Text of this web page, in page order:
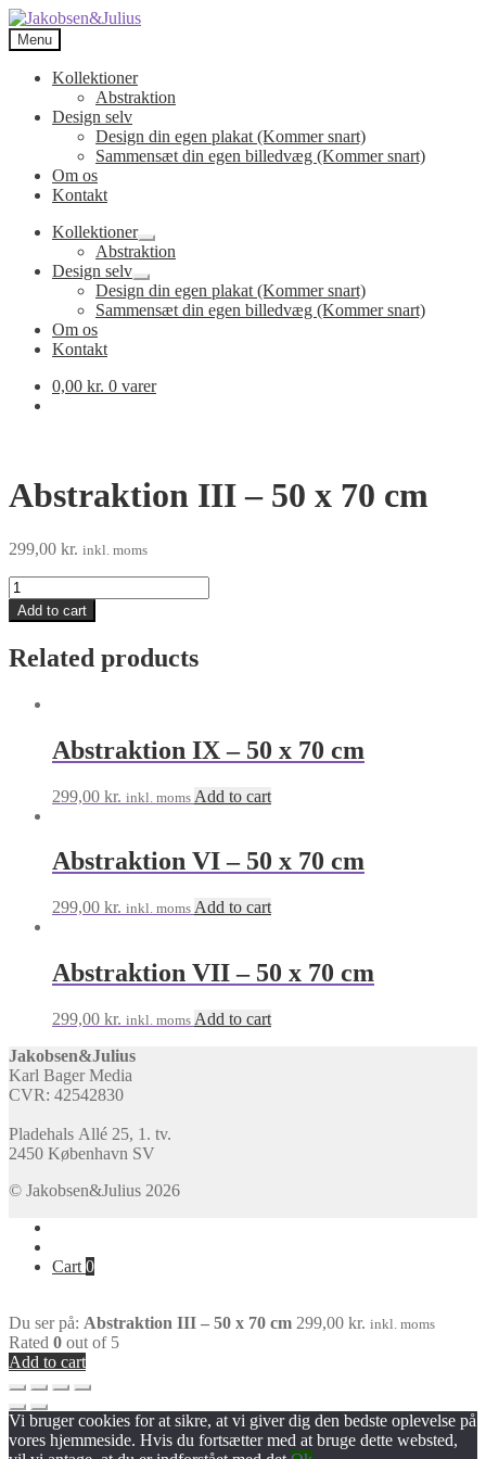
Spring
til
navigation
Spring
til
indhold
Menu
Kollektioner
Abstraktion
Design selv
Design din egen plakat (Kommer snart)
Sammensæt din egen billedvæg (Kommer snart)
Om os
Kontakt
Kollektioner
Udfold
undermenu
Abstraktion
Design selv
Udfold
undermenu
Design din egen plakat (Kommer snart)
Sammensæt din egen billedvæg (Kommer snart)
Om os
Kontakt
0,00 kr. 0 varer
Abstraktion III – 50 x 70 cm
299,00 kr. inkl. moms
Abstraktion
III
–
x
Add to cart
Related products
Abstraktion IX – 50 x 70 cm
299,00 kr. inkl. moms Add to cart
Abstraktion VI – 50 x 70 cm
299,00 kr. inkl. moms Add to cart
Abstraktion VII – 50 x 70 cm
299,00 kr. inkl. moms Add to cart
Jakobsen&Julius
Karl Bager Media
CVR: 42542830
Pladehals Allé 25, 1. tv.
2450 København SV
© Jakobsen&Julius 2026
Cart 0
Du ser på: Abstraktion III – 50 x 70 cm 299,00 kr. inkl. moms
Rated 0 out of 5
Add to cart
Vi bruger cookies for at sikre, at vi giver dig den bedste oplevelse på
vores hjemmeside. Hvis du fortsætter med at bruge dette websted,